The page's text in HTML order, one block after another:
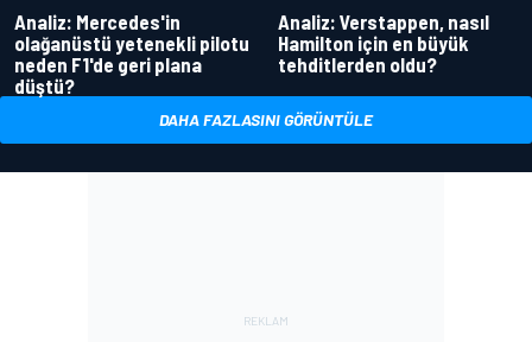
Analiz: Mercedes'in
olağanüstü yetenekli pilotu
neden F1'de geri plana
düştü?
Analiz: Verstappen, nasıl
Hamilton için en büyük
tehditlerden oldu?
DAHA FAZLASINI GÖRÜNTÜLE